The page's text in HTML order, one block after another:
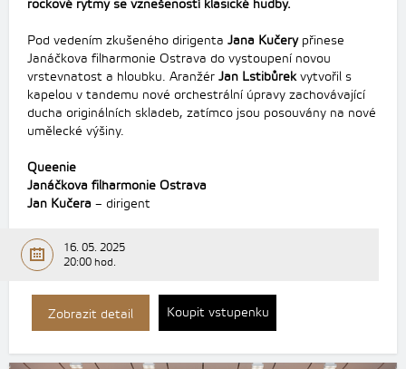
rockové rytmy se vznešeností klasické hudby.
Pod vedením zkušeného dirigenta Jana Kučerypřinese
Janáčkova filharmonie Ostrava do vystoupení novou
vrstevnatost a hloubku. Aranžér Jan Lstibůrekvytvořil s
kapelou v tandemu nové orchestrální úpravy zachovávající
ducha originálních skladeb, zatímco jsou posouvány na nové
umělecké výšiny.
Queenie
Janáčkova filharmonie Ostrava
Jan Kučera – dirigent
16. 05. 2025
20:00 hod.
Zobrazit detail Koupit vstupenku